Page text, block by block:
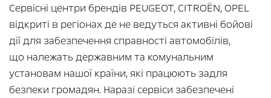
Сервісні центри брендів PEUGEOT, CITROËN, OPEL
відкриті в регіонах де не ведуться активні бойові
дії для забезпечення справності автомобілів,
що належать державним та комунальним
установам нашої країни, які працюють задля
безпеки громадян. Наразі сервіси забезпечені